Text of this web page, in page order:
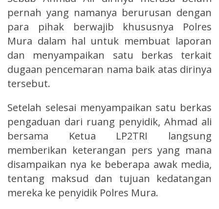
pernah yang namanya berurusan dengan
para pihak berwajib khususnya Polres
Mura dalam hal untuk membuat laporan
dan menyampaikan satu berkas terkait
dugaan pencemaran nama baik atas dirinya
tersebut.
Setelah selesai menyampaikan satu berkas
pengaduan dari ruang penyidik, Ahmad ali
bersama Ketua LP2TRI langsung
memberikan keterangan pers yang mana
disampaikan nya ke beberapa awak media,
tentang maksud dan tujuan kedatangan
mereka ke penyidik Polres Mura.